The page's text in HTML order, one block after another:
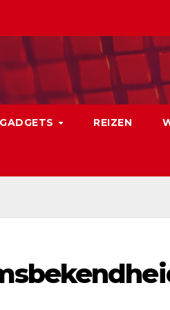
GADGETS REIZEN